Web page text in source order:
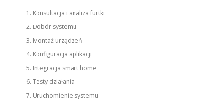
Konsultacja i analiza furtki
Dobór systemu
Montaż urządzeń
Konfiguracja aplikacji
Integracja smart home
Testy działania
Uruchomienie systemu